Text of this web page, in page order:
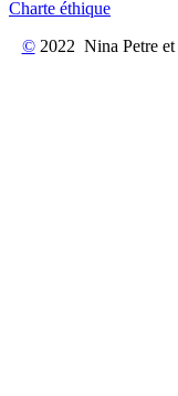
Charte éthique
©2022 Nina Petre et